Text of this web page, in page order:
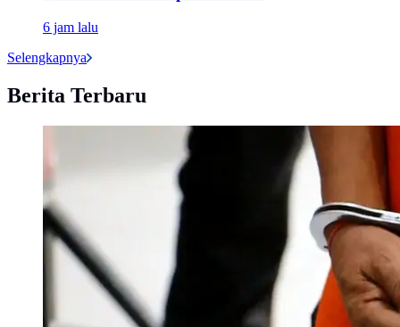
6 jam lalu
Selengkapnya
Berita Terbaru